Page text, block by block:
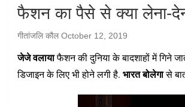
फैशन का पैसे से क्या लेना-
गीतांजलि कौल October 12, 2019
जेजे वलायाफैशन की दुनिया के बादशाहों में गिने
डिजाइन के लिए भी होने लगी है. भारत बोलेगासे